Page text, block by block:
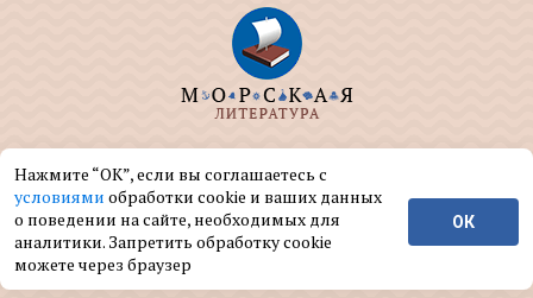
ООО "МОРКНИГА" занимается изданием и
реализацией книг на морскую тематику.
© ООО "МОРКНИГА", 2004 — 2026 г.
Нажмите “ОК”, если вы соглашаетесь с
условиями обработки cookie и ваших данных
о поведении на сайте, необходимых для
аналитики. Запретить обработку cookie
можете через браузер
ОК